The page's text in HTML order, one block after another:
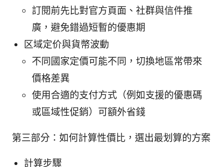
訂閱前先比對官方頁面、社群與信件推
廣，避免錯過短暫的優惠期
区域定价與貨幣波動
不同國家定價可能不同，切換地區常帶來
價格差異
使用合適的支付方式（例如支援的優惠碼
或區域性促銷）可額外省錢
第三部分：如何計算性價比，選出最划算的方案
計算步驟